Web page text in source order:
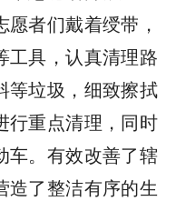
者们戴着绶带，
工具，认真清理路
等垃圾，细致擦拭
行重点清理，同时
车。有效改善了辖
造了整洁有序的生